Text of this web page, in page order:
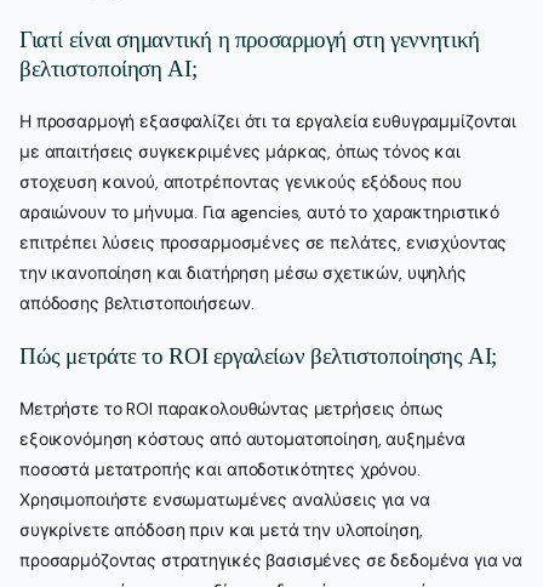
Γιατί είναι σημαντική η προσαρμογή στη γεννητική
βελτιστοποίηση AI;
Η προσαρμογή εξασφαλίζει ότι τα εργαλεία ευθυγραμμίζονται
με απαιτήσεις συγκεκριμένες μάρκας, όπως τόνος και
στοχευση κοινού, αποτρέποντας γενικούς εξόδους που
αραιώνουν το μήνυμα. Για agencies, αυτό το χαρακτηριστικό
επιτρέπει λύσεις προσαρμοσμένες σε πελάτες, ενισχύοντας
την ικανοποίηση και διατήρηση μέσω σχετικών, υψηλής
απόδοσης βελτιστοποιήσεων.
Πώς μετράτε το ROI εργαλείων βελτιστοποίησης AI;
Μετρήστε το ROI παρακολουθώντας μετρήσεις όπως
εξοικονόμηση κόστους από αυτοματοποίηση, αυξημένα
ποσοστά μετατροπής και αποδοτικότητες χρόνου.
Χρησιμοποιήστε ενσωματωμένες αναλύσεις για να
συγκρίνετε απόδοση πριν και μετά την υλοποίηση,
προσαρμόζοντας στρατηγικές βασισμένες σε δεδομένα για να